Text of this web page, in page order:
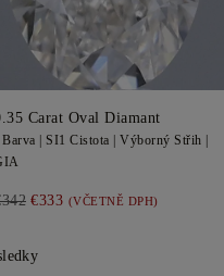
Carat Oval Diamant
Barva | SI1 Cistota | Výborný Střih |
€333 (VČETNĚ DPH)